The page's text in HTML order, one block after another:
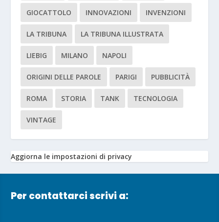
GIOCATTOLO INNOVAZIONI INVENZIONI
LA TRIBUNA LA TRIBUNA ILLUSTRATA
LIEBIG MILANO NAPOLI
ORIGINI DELLE PAROLE PARIGI PUBBLICITÀ
ROMA STORIA TANK TECNOLOGIA
VINTAGE
Aggiorna le impostazioni di privacy
Per contattarci scrivi a: